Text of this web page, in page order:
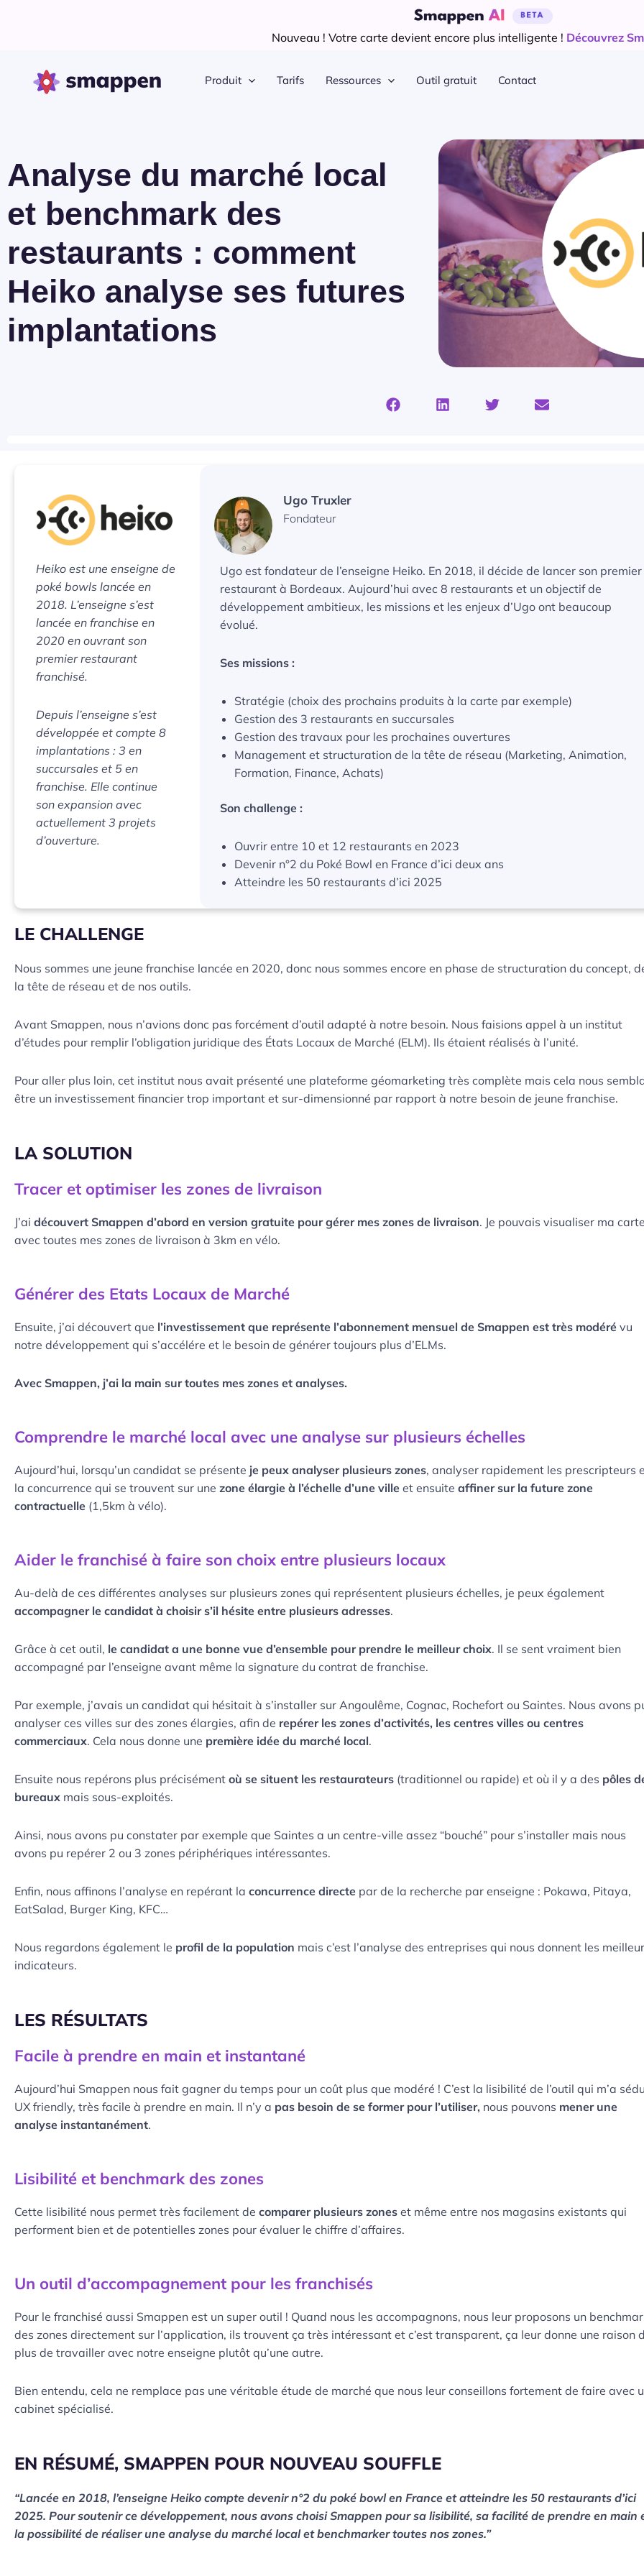
Nouveau ! Votre carte devient encore plus intelligente ! Découvrez
Produit Tarifs Ressources Outil gratuit Contact
Analyse du marché local
et benchmark des
restaurants : comment
Heiko analyse ses futures
implantations
Heiko est une enseigne de
poké bowls lancée en
2018. L’enseigne s’est
lancée en franchise en
2020 en ouvrant son
premier restaurant
franchisé.
Depuis l’enseigne s’est
développée et compte 8
implantations : 3 en
succursales et 5 en
franchise. Elle continue
son expansion avec
actuellement 3 projets
d’ouverture.
Ugo Truxler
Fondateur
Ugo est fondateur de l’enseigne Heiko. En 2018, il décide de lancer son premier
restaurant à Bordeaux. Aujourd’hui avec 8 restaurants et un objectif de
développement ambitieux, les missions et les enjeux d’Ugo ont beaucoup
évolué.
Ses missions :
Stratégie (choix des prochains produits à la carte par exemple)
Gestion des 3 restaurants en succursales
Gestion des travaux pour les prochaines ouvertures
Management et structuration de la tête de réseau (Marketing, Animation,
Formation, Finance, Achats)
Son challenge :
Ouvrir entre 10 et 12 restaurants en 2023
Devenir n°2 du Poké Bowl en France d’ici deux ans
Atteindre les 50 restaurants d’ici 2025
LE CHALLENGE
Nous sommes une jeune franchise lancée en 2020, donc nous sommes encore en phase de structuration du concept,
la tête de réseau et de nos outils.
Avant Smappen, nous n’avions donc pas forcément d’outil adapté à notre besoin. Nous faisions appel à un institut
d’études pour remplir l’obligation juridique des États Locaux de Marché (ELM). Ils étaient réalisés à l’unité.
Pour aller plus loin, cet institut nous avait présenté une plateforme géomarketing très complète mais cela nous
être un investissement financier trop important et sur-dimensionné par rapport à notre besoin de jeune franchise.
LA SOLUTION
Tracer et optimiser les zones de livraison
J’ai découvert Smappen d’abord en version gratuite pour gérer mes zones de livraison. Je pouvais visualiser ma
avec toutes mes zones de livraison à 3km en vélo.
Générer des Etats Locaux de Marché
Ensuite, j’ai découvert que l’investissement que représente l’abonnement mensuel de Smappen est très modéré vu
notre développement qui s’accélére et le besoin de générer toujours plus d’ELMs.
Avec Smappen, j’ai la main sur toutes mes zones et analyses.
Comprendre le marché local avec une analyse sur plusieurs échelles
Aujourd’hui, lorsqu’un candidat se présente je peux analyser plusieurs zones, analyser rapidement les prescripteurs
la concurrence qui se trouvent sur une zone élargie à l’échelle d’une ville et ensuite affiner sur la future zone
contractuelle (1,5km à vélo).
Aider le franchisé à faire son choix entre plusieurs locaux
Au-delà de ces différentes analyses sur plusieurs zones qui représentent plusieurs échelles, je peux également
accompagner le candidat à choisir s’il hésite entre plusieurs adresses.
Grâce à cet outil, le candidat a une bonne vue d’ensemble pour prendre le meilleur choix. Il se sent vraiment bien
accompagné par l’enseigne avant même la signature du contrat de franchise.
Par exemple, j’avais un candidat qui hésitait à s’installer sur Angoulême, Cognac, Rochefort ou Saintes. Nous avons
analyser ces villes sur des zones élargies, afin de repérer les zones d’activités, les centres villes ou centres
commerciaux. Cela nous donne une première idée du marché local.
Ensuite nous repérons plus précisément où se situent les restaurateurs (traditionnel ou rapide) et où il y a des pôles
bureaux mais sous-exploités.
Ainsi, nous avons pu constater par exemple que Saintes a un centre-ville assez “bouché” pour s’installer mais nous
avons pu repérer 2 ou 3 zones périphériques intéressantes.
Enfin, nous affinons l’analyse en repérant la concurrence directe par de la recherche par enseigne : Pokawa, Pitaya,
EatSalad, Burger King, KFC…
Nous regardons également le profil de la population mais c’est l’analyse des entreprises qui nous donnent les
indicateurs.
LES RÉSULTATS
Facile à prendre en main et instantané
Aujourd’hui Smappen nous fait gagner du temps pour un coût plus que modéré ! C’est la lisibilité de l’outil qui m’a
UX friendly, très facile à prendre en main. Il n’y a pas besoin de se former pour l’utiliser, nous pouvons mener une
analyse instantanément.
Lisibilité et benchmark des zones
Cette lisibilité nous permet très facilement de comparer plusieurs zones et même entre nos magasins existants qui
performent bien et de potentielles zones pour évaluer le chiffre d’affaires.
Un outil d’accompagnement pour les franchisés
Pour le franchisé aussi Smappen est un super outil ! Quand nous les accompagnons, nous leur proposons un
des zones directement sur l’application, ils trouvent ça très intéressant et c’est transparent, ça leur donne une raison
plus de travailler avec notre enseigne plutôt qu’une autre.
Bien entendu, cela ne remplace pas une véritable étude de marché que nous leur conseillons fortement de faire avec
cabinet spécialisé.
EN RÉSUMÉ, SMAPPEN POUR NOUVEAU SOUFFLE
“Lancée en 2018, l’enseigne Heiko compte devenir n°2 du poké bowl en France et atteindre les 50 restaurants d’ici
2025. Pour soutenir ce développement, nous avons choisi Smappen pour sa lisibilité, sa facilité de prendre en main
la possibilité de réaliser une analyse du marché local et benchmarker toutes nos zones.”